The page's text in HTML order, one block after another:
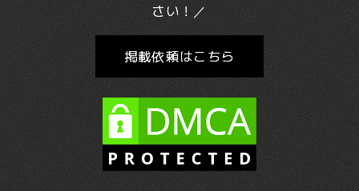
さい！／
掲載依頼はこちら